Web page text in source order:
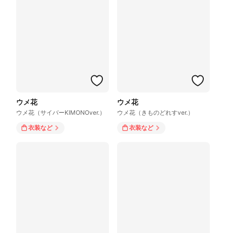
ウメ花
ウメ花（サイバーKIMONOver.）
衣装など
ウメ花
ウメ花（きものどれすver.）
衣装など